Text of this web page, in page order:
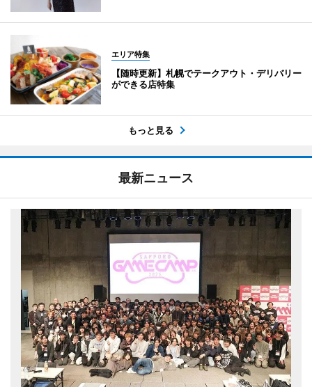
エリア特集
【随時更新】札幌でテークアウト・デリバリー
ができる店特集
もっと見る
最新ニュース